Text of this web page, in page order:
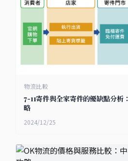
物流比較
7-11寄件與全家寄件的優缺點分析
略
2024/12/25